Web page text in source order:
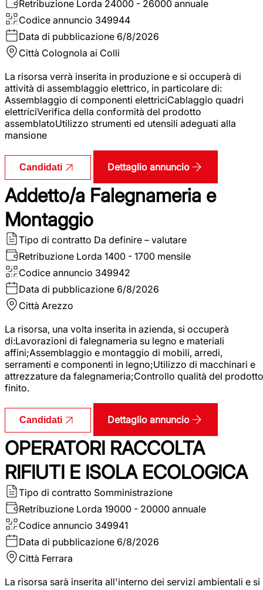
Retribuzione Lorda 24000 - 26000 annuale
Codice annuncio 349944
Data di pubblicazione 6/8/2026
Città Colognola ai Colli
La risorsa verrà inserita in produzione e si occuperà di
attività di assemblaggio elettrico, in particolare di:
Assemblaggio di componenti elettriciCablaggio quadri
elettriciVerifica della conformità del prodotto
assemblatoUtilizzo strumenti ed utensili adeguati alla
mansione
Candidati Dettaglio annuncio
Addetto/a Falegnameria e
Montaggio
Tipo di contratto Da definire – valutare
Retribuzione Lorda 1400 - 1700 mensile
Codice annuncio 349942
Data di pubblicazione 6/8/2026
Città Arezzo
La risorsa, una volta inserita in azienda, si occuperà
di:Lavorazioni di falegnameria su legno e materiali
affini;Assemblaggio e montaggio di mobili, arredi,
serramenti e componenti in legno;Utilizzo di macchinari e
attrezzature da falegnameria;Controllo qualità del prodotto
finito.
Candidati Dettaglio annuncio
OPERATORI RACCOLTA
RIFIUTI E ISOLA ECOLOGICA
Tipo di contratto Somministrazione
Retribuzione Lorda 19000 - 20000 annuale
Codice annuncio 349941
Data di pubblicazione 6/8/2026
Città Ferrara
La risorsa sarà inserita all'interno dei servizi ambientali e si